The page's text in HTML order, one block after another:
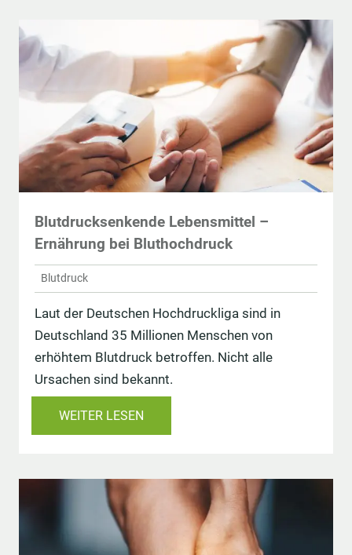
Blutdrucksenkende Lebensmittel –
Ernährung bei Bluthochdruck
Blutdruck
Laut der Deutschen Hochdruckliga sind in
Deutschland 35 Millionen Menschen von
erhöhtem Blutdruck betroffen. Nicht alle
Ursachen sind bekannt.
WEITER LESEN